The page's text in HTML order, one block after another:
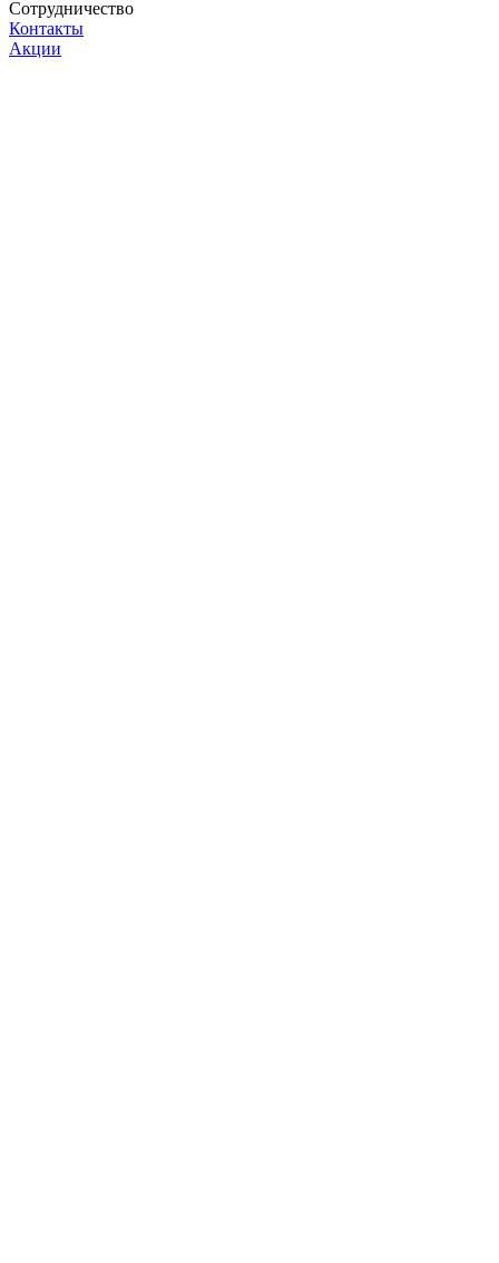
Сотрудничество
Контакты
Акции